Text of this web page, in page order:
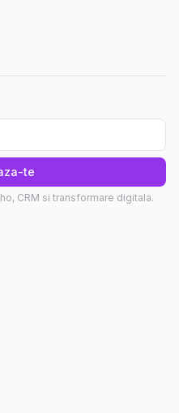
te
CRM si transformare digitala.